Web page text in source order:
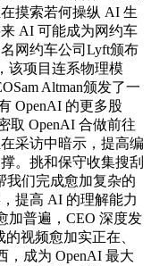
摸索若何操纵 AI 生
AI 可能成为网约车
网约车公司Lyft颁布
该项目连系物理模
Altman颁发了一
OpenAI 的更多股
OpenAI 合做前往
采访中暗示，提高编
。挑和保守收集搜刮
我们完成愈加复杂的
提高 AI 的理解能力
加普遍，CEO 深度发
视频愈加实正在、
，成为 OpenAI 最大